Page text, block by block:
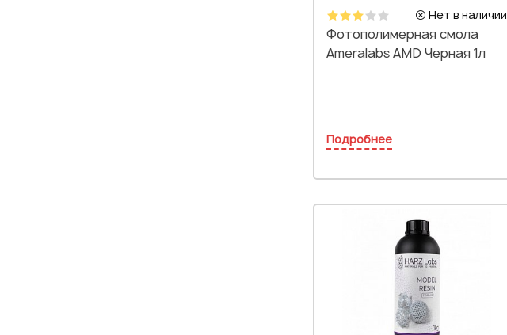
Нет в наличии
Фотополимерная смола
Ameralabs AMD Черная 1л
Подробнее